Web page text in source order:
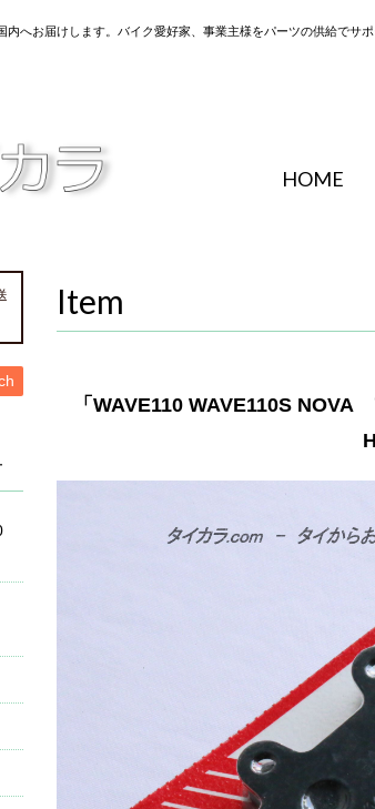
お届けします。バイク愛好家、事業主様をパーツの供給でサポ
HOME
Item
「WAVE110 WAVE110S